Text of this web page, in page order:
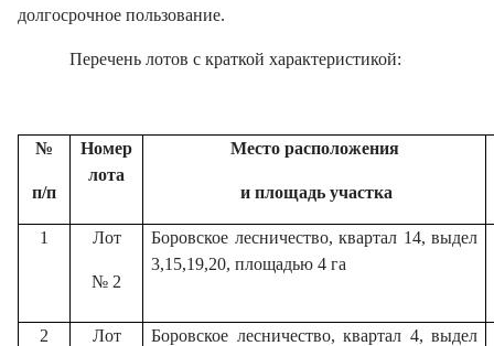
долгосрочное пользование.
Перечень лотов с краткой характеристикой:
№
п/п
Номер
лота
Место расположения
и площадь участка
1 Лот
№ 2
Боровское лесничество, квартал 14, выдел
3,15,19,20, площадью 4 га
2 Лот
Боровское лесничество, квартал 4, выдел